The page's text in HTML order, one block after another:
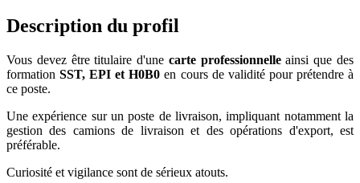
Description du profil
Vous devez être titulaire d'une carte professionnelleainsi que des
formationSST, EPI et H0B0 en cours de validité pour prétendre à
ce poste.
Une expérience sur un poste de livraison, impliquant notamment la
gestion des camions de livraison et des opérations d'export, est
préférable.
Curiosité et vigilance sont de sérieux atouts.